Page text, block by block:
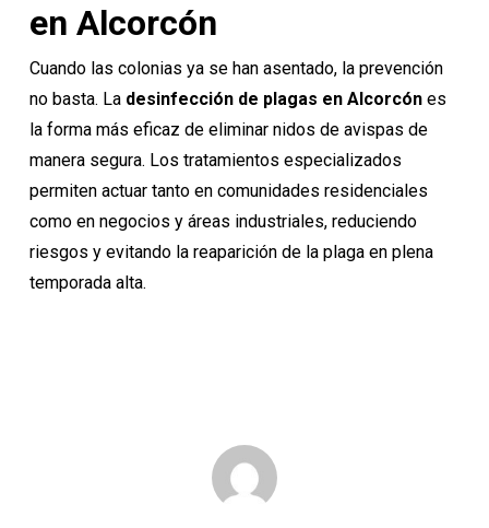
en Alcorcón
Cuando las colonias ya se han asentado, la prevención
no basta. La desinfección de plagas en Alcorcónes
la forma más eficaz de eliminar nidos de avispas de
manera segura. Los tratamientos especializados
permiten actuar tanto en comunidades residenciales
como en negocios y áreas industriales, reduciendo
riesgos y evitando la reaparición de la plaga en plena
temporada alta.